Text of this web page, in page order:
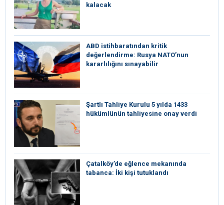
kalacak
ABD istihbaratından kritik
değerlendirme: Rusya NATO’nun
kararlılığını sınayabilir
Şartlı Tahliye Kurulu 5 yılda 1433
hükümlünün tahliyesine onay verdi
Çatalköy’de eğlence mekanında
tabanca: İki kişi tutuklandı